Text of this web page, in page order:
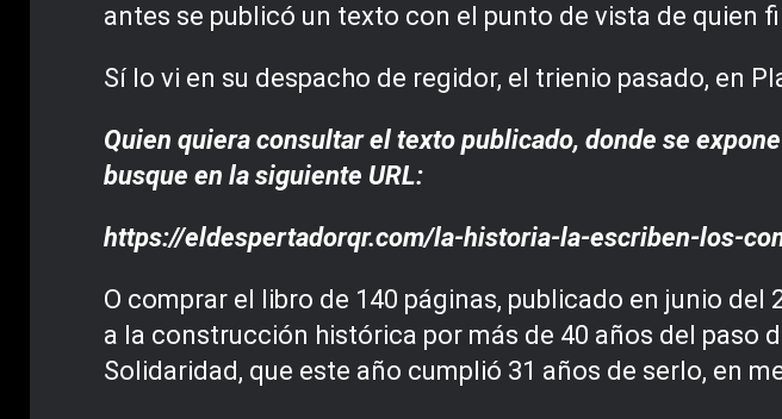
antes se publicó un texto con el punto de vista de quien
Sí lo vi en su despacho de regidor, el trienio pasado, en
Quien quiera consultar el texto publicado, donde se
busque en la siguiente URL:
https://eldespertadorqr.com/la-historia-la-escriben-los-
O comprar el libro de 140 páginas, publicado en junio
a la construcción histórica por más de 40 años del paso
Solidaridad, que este año cumplió 31 años de serlo, en